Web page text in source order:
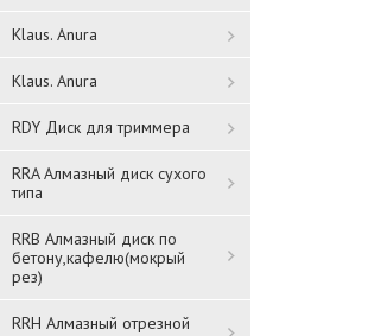
Klaus. Anura
Klaus. Anura
RDY Диск для триммера
RRA Алмазный диск сухого
типа
RRB Алмазный диск по
бетону,кафелю(мокрый
рез)
RRH Алмазный отрезной